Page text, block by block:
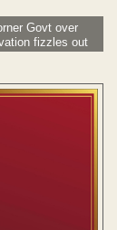
Govt over
fizzles out